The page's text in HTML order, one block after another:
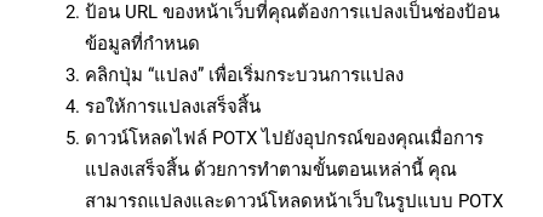
ป้อน URL ของหน้าเว็บที่คุณต้องการแปลงเป็นช่องป้อน
ข้อมูลที่กำหนด
คลิกปุ่ม “แปลง” เพื่อเริ่มกระบวนการแปลง
รอให้การแปลงเสร็จสิ้น
ดาวน์โหลดไฟล์ POTX ไปยังอุปกรณ์ของคุณเมื่อการ
แปลงเสร็จสิ้น ด้วยการทำตามขั้นตอนเหล่านี้ คุณ
สามารถแปลงและดาวน์โหลดหน้าเว็บในรูปแบบ POTX